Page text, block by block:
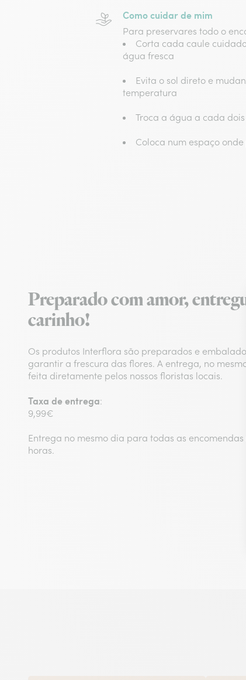
Como cuidar de mim
Para preservares todo o
Corta cada caule
água fresca
Evita o sol direto e
temperatura
Troca a água a cada
Coloca num espaço
Preparado com amor,
carinho!
Os produtos Interflora são preparados e
garantir a frescura das flores. A entrega, no
feita diretamente pelos nossos floristas locais.
Taxa de entrega:
9,99€
Entrega no mesmo dia para todas as
horas.